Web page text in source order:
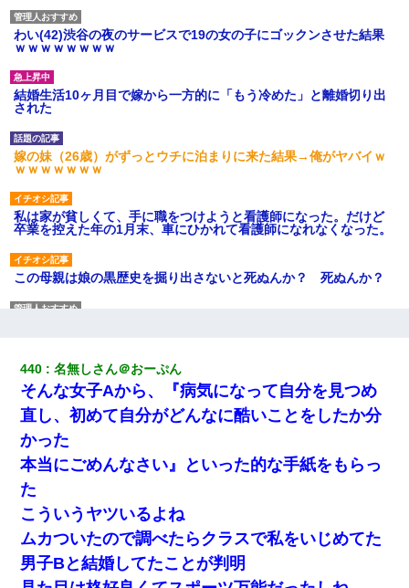
わい(42)渋谷の夜のサービスで19の女の子にゴックンさせた結果
ｗｗｗｗｗｗｗｗ
結婚生活10ヶ月目で嫁から一方的に「もう冷めた」と離婚切り出
された
嫁の妹（26歳）がずっとウチに泊まりに来た結果→俺がヤバイｗ
ｗｗｗｗｗｗｗ
私は家が貧しくて、手に職をつけようと看護師になった。だけど
卒業を控えた年の1月末、車にひかれて看護師になれなくなった。
この母親は娘の黒歴史を掘り出さないと死ぬんか？ 死ぬんか？
デパートの外商『私さんだと名乗る女が、ツケで宝石を買おうと
していて…』私「！？」→ 翌日。ママ友たちの様子が微妙におか
しくなり・・・
【GJ!】会社から帰宅中、広い駐車場にエンジンかけっ放しの車を
発見。しかも「ヒィ～」みたいな声も聞こえてきたので気になっ
て近寄ったら女の子がおっさんの下敷きになってた
【悲報】嫁がワイのこと嫌いっぽいから単身赴任した結果
ナンパにほいほい付いていった私、地獄に落ちる
440 名無しさん＠おーぷん
そんな女子Aから、『病気になって自分を見つめ
直し、初めて自分がどんなに酷いことをしたか分
かった
本当にごめんなさい』といった的な手紙をもらっ
た
こういうヤツいるよね
ムカついたので調べたらクラスで私をいじめてた
男子Bと結婚してたことが判明